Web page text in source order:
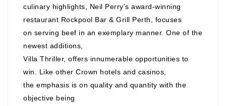
culinary highlights, Neil Perry’s award-winning
restaurant Rockpool Bar & Grill Perth, focuses
on serving beef in an exemplary manner. One of the
newest additions,
Villa Thriller, offers innumerable opportunities to
win. Like other Crown hotels and casinos,
the emphasis is on quality and quantity with the
objective being